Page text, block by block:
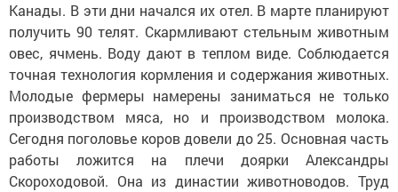
Канады. В эти дни начался их отел. В марте планируют
получить 90 телят. Скармливают стельным животным
овес, ячмень. Воду дают в теплом виде. Соблюдается
точная технология кормления и содержания животных.
Молодые фермеры намерены заниматься не только
производством мяса, но и производством молока.
Сегодня поголовье коров довели до 25. Основная часть
работы ложится на плечи доярки Александры
Скороходовой. Она из династии животноводов. Труд